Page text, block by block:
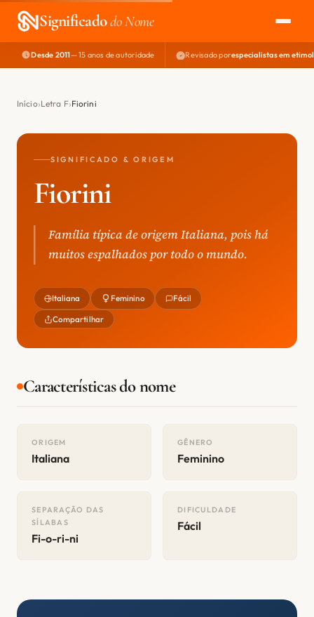
Significadodo Nome
EXPLORAR
NOME PERFEITO
Desde 2011— 15 anos de autoridade Revisado porespecialistas em
Início Letra F Fiorini
SIGNIFICADO & ORIGEM
Fiorini
Família típica de origem Italiana, pois há
muitos espalhados por todo o mundo.
Italiana Feminino Fácil
Compartilhar
Características do nome
ORIGEM
Italiana
GÊNERO
Feminino
SEPARAÇÃO DAS
SÍLABAS
Fi-o-ri-ni
DIFICULDADE
Fácil